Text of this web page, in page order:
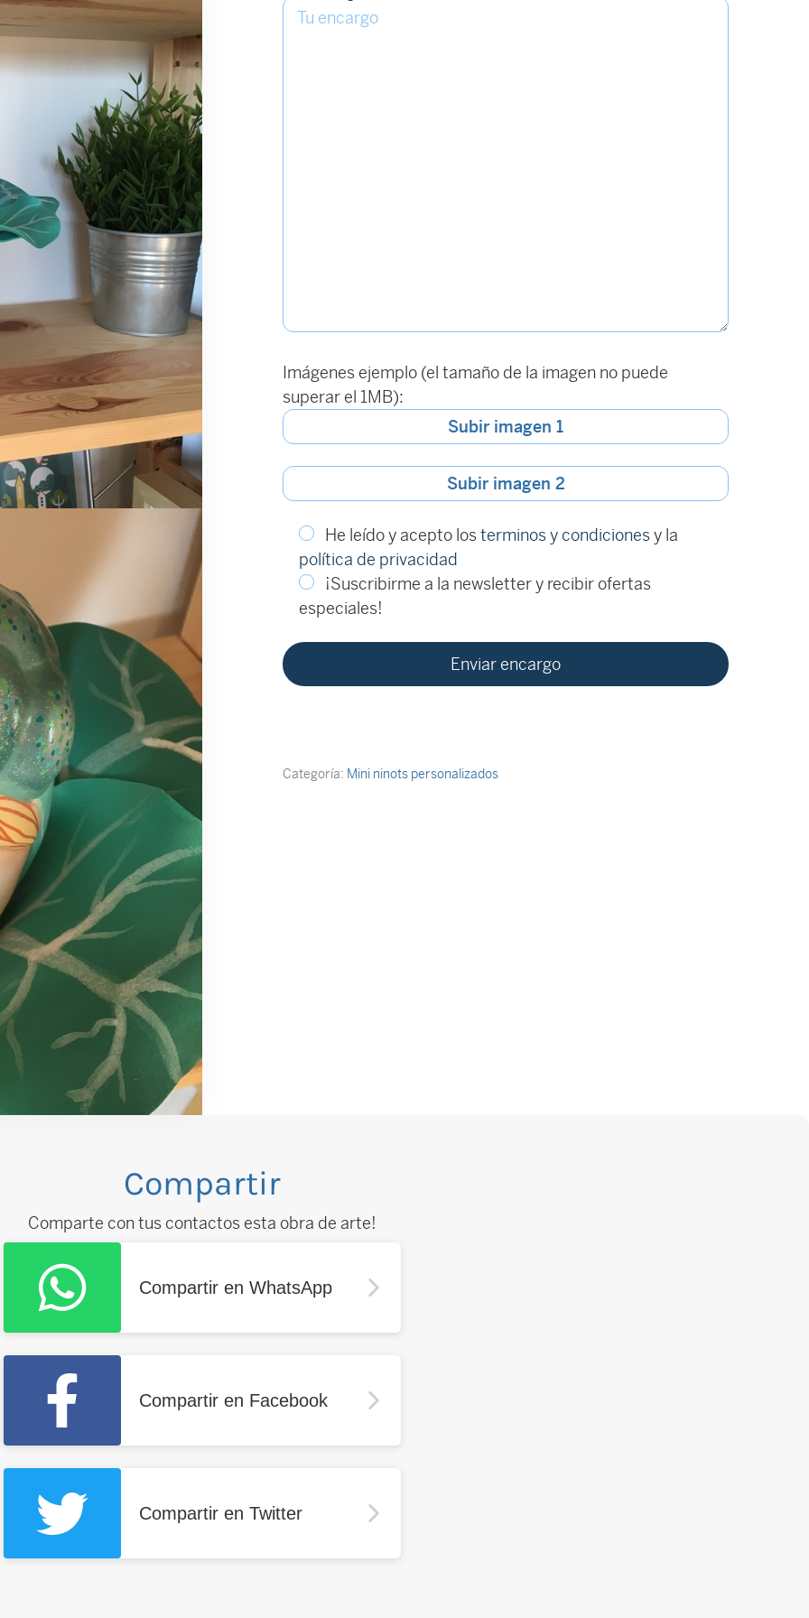
Imágenes ejemplo (el tamaño de la imagen no puede
superar el 1MB):
Subir imagen 1
Subir imagen 2
He leído y acepto losterminos y condicionesy la
política de privacidad
¡Suscribirme a la newsletter y recibir ofertas
especiales!
Categoría: Mini ninots personalizados
Compartir
Comparte con tus contactos esta obra de arte!
Compartir en WhatsApp
Compartir en Facebook
Compartir en Twitter